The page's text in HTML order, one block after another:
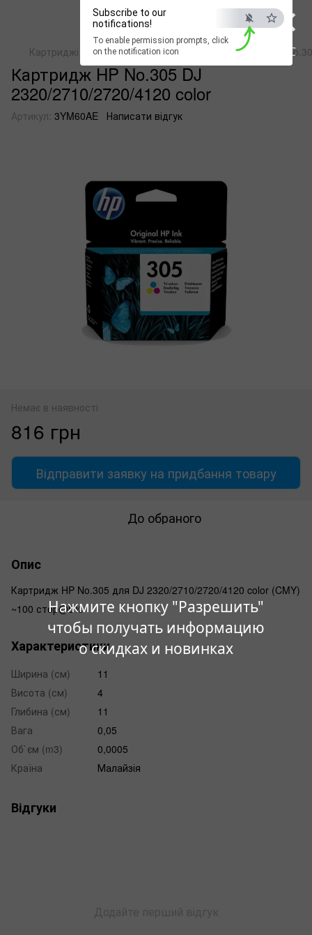
×
ESC
Нажмите кнопку "Разрешить"
чтобы получать информацию
о скидках и новинках
Subscribe to our
notifications!
To enable permission prompts, click
on the notification icon
Картриджі для струменевих пристроїв Картридж HP
Картридж HP No.305 DJ
2320/2710/2720/4120 color
Артикул: 3YM60AE Написати відгук
Немає в наявності
816 грн
Відправити заявку на придбання товару
До обраного
Опис
Картридж HP No.305 для DJ 2320/2710/2720/4120 color (CMY)
~100 стор@5%
Характеристики
Ширина (см)
11
Висота (см)
4
Глибина (см)
11
Вага
0,05
Об`єм (m3)
0,0005
Країна
Малайзія
Відгуки